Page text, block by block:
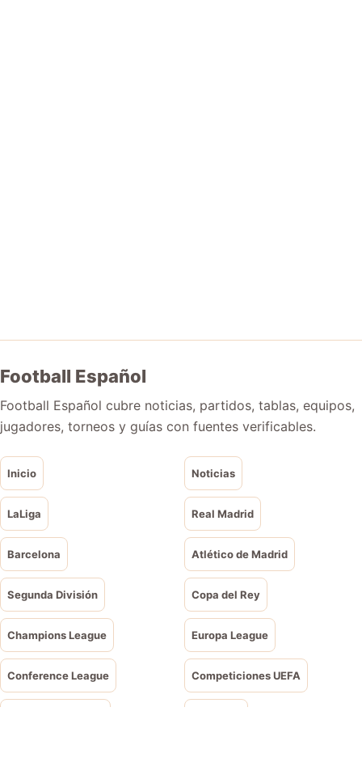
Football Español
Football Español cubre noticias, partidos, tablas, equipos,
jugadores, torneos y guías con fuentes verificables.
Inicio Noticias
LaLiga Real Madrid
Barcelona Atlético de Madrid
Segunda División Copa del Rey
Champions League Europa League
Conference League Competiciones UEFA